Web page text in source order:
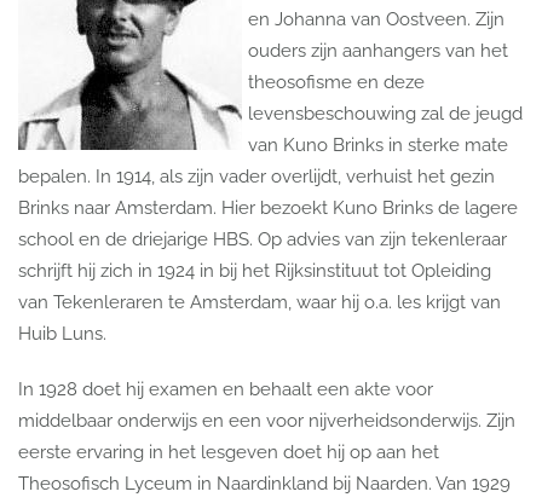
en Johanna van Oostveen. Zijn
ouders zijn aanhangers van het
theosofisme en deze
levensbeschouwing zal de jeugd
van Kuno Brinks in sterke mate
bepalen. In 1914, als zijn vader overlijdt, verhuist het gezin
Brinks naar Amsterdam. Hier bezoekt Kuno Brinks de lagere
school en de driejarige HBS. Op advies van zijn tekenleraar
schrijft hij zich in 1924 in bij het Rijksinstituut tot Opleiding
van Tekenleraren te Amsterdam, waar hij o.a. les krijgt van
Huib Luns.
In 1928 doet hij examen en behaalt een akte voor
middelbaar onderwijs en een voor nijverheidsonderwijs. Zijn
eerste ervaring in het lesgeven doet hij op aan het
Theosofisch Lyceum in Naardinkland bij Naarden. Van 1929